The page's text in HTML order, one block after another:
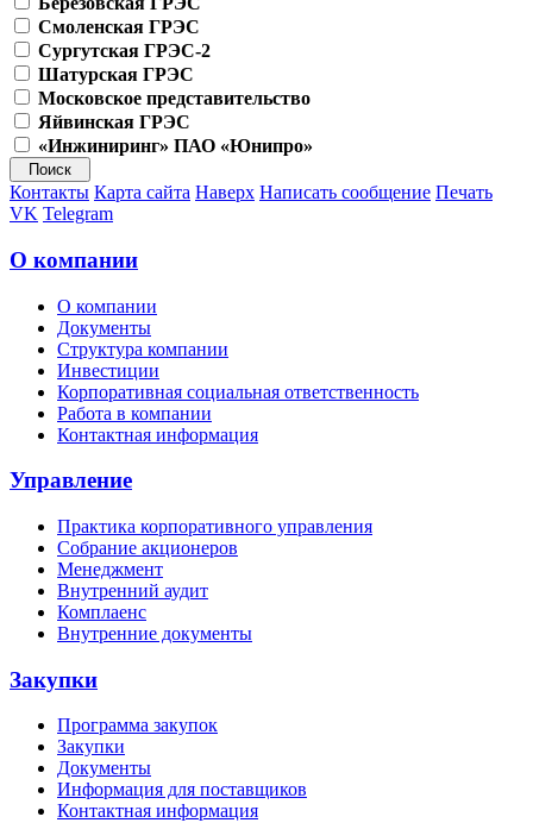
Смоленская ГРЭС
Сургутская ГРЭС-2
Шатурская ГРЭС
Московское представительство
Яйвинская ГРЭС
«Инжиниринг» ПАО «Юнипро»
Контакты Карта сайта Наверх Написать сообщение Печать
VK Telegram
О компании
О компании
Документы
Структура компании
Инвестиции
Корпоративная социальная ответственность
Работа в компании
Контактная информация
Управление
Практика корпоративного управления
Собрание акционеров
Менеджмент
Внутренний аудит
Комплаенс
Внутренние документы
Закупки
Программа закупок
Закупки
Документы
Информация для поставщиков
Контактная информация